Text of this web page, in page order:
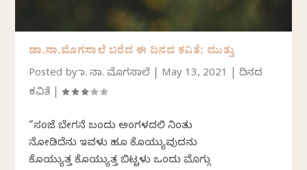
ಡಾ.ನಾ.ಮೊಗಸಾಲೆ ಬರೆದ ಈ ದಿನದ ಕವಿತೆ: ಮುತ್ತು
Posted byಡಾ. ನಾ. ಮೊಗಸಾಲೆ May 13, 2021 |ದಿನದ
ಕವಿತೆ |
“ಸಂಜೆ ಬೇಗನೆ ಬಂದು ಅಂಗಳದಲಿ ನಿಂತು
ನೋಡಿದೆನು ಇವಳು ಹೂ ಕೊಯ್ಯುವುದನು
ಕೊಯ್ಯುತ್ತ ಕೊಯ್ಯುತ್ತ ಬಿಟ್ಟಳು ಒಂದು ಮೊಗ್ಗು